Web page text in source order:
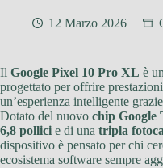
12 Marzo 2026
Il Google Pixel 10 Pro XL è
progettato per offrire
un’esperienza intelligente
Dotato del nuovo chip Google
6,8 pollici e di una tripla
dispositivo è pensato per chi
ecosistema software sempre